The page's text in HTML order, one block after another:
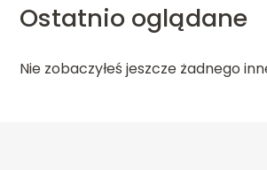
Ostatnio oglądane
Nie zobaczyłeś jeszcze żadnego